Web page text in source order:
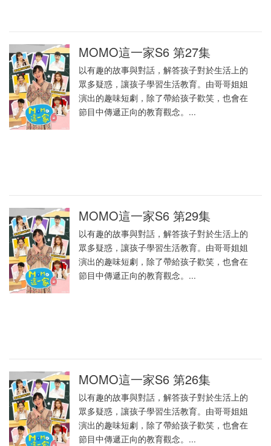
MOMO這一家S6 第27集
以有趣的故事與對話，解答孩子對於生活上的
眾多疑惑，讓孩子學習生活教育。由哥哥姐姐
演出的趣味短劇，除了帶給孩子歡笑，也會在
節目中傳遞正向的教育觀念。...
MOMO這一家S6 第29集
以有趣的故事與對話，解答孩子對於生活上的
眾多疑惑，讓孩子學習生活教育。由哥哥姐姐
演出的趣味短劇，除了帶給孩子歡笑，也會在
節目中傳遞正向的教育觀念。...
MOMO這一家S6 第26集
以有趣的故事與對話，解答孩子對於生活上的
眾多疑惑，讓孩子學習生活教育。由哥哥姐姐
演出的趣味短劇，除了帶給孩子歡笑，也會在
節目中傳遞正向的教育觀念。...